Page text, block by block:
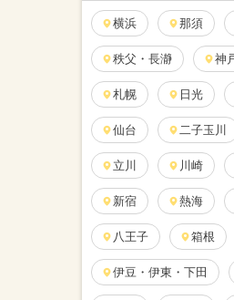
横浜 那須
秩父・長瀞 神
札幌 日光
仙台 二子玉川
立川 川崎
新宿 熱海
八王子 箱根
伊豆・伊東・下田